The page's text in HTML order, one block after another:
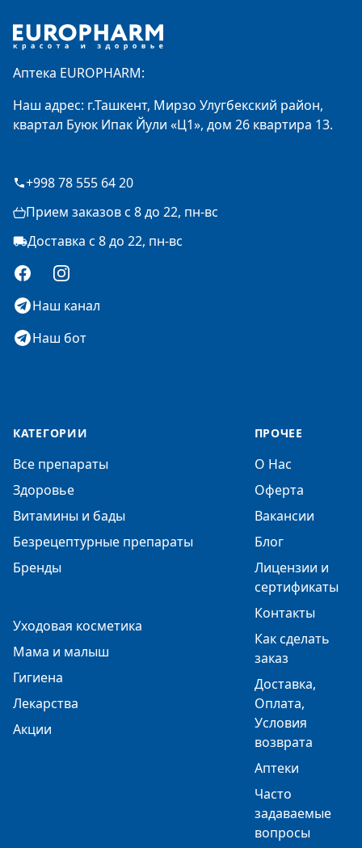
Аптека EUROPHARM:
Наш адрес: г.Ташкент, Мирзо Улугбекский район,
квартал Буюк Ипак Йули «Ц1», дом 26 квартира 13.
+998 78 555 64 20
Прием заказов с 8 до 22, пн-вс
Доставка с 8 до 22, пн-вс
FacebookInstagram
Наш канал
Наш бот
КАТЕГОРИИ
Все препараты
Здоровье
Витамины и бады
Безрецептурные препараты
Бренды
Уходовая косметика
Мама и малыш
Гигиена
Лекарства
Акции
ПРОЧЕЕ
О Нас
Оферта
Вакансии
Блог
Лицензии и
сертификаты
Контакты
Как сделать
заказ
Доставка,
Оплата,
Условия
возврата
Аптеки
Часто
задаваемые
вопросы